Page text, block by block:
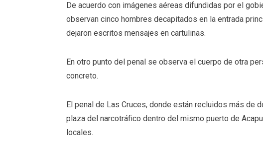
De acuerdo con imágenes aéreas difundidas por el
observan cinco hombres decapitados en la entrada
dejaron escritos mensajes en cartulinas.
En otro punto del penal se observa el cuerpo de otra
concreto.
El penal de Las Cruces, donde están recluidos más de
plaza del narcotráfico dentro del mismo puerto de
locales.